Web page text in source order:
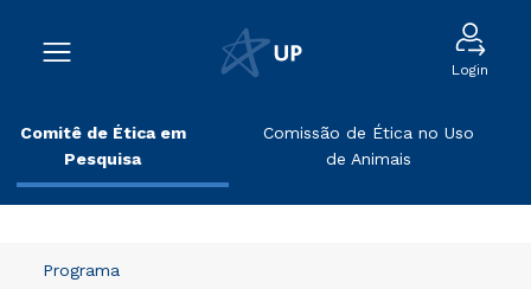
Login
Comitê de Ética em
Pesquisa
Comissão de Ética no Uso
de Animais
Programa